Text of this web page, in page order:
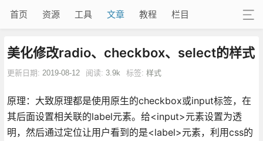
首页 资源 工具 文章 教程 栏目
美化修改radio、checkbox、select的样式
更新日期: 2019-08-12 阅读: 3.9k 标签: 样式
原理：大致原理都是使用原生的checkbox或input标签，在
其后面设置相关联的label元素。给<input>元素设置为透
明，然后通过定位让用户看到的是<label>元素，利用css的